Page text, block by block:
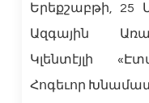
Երեքշաբթի, 25
Ազգային
Կլենտէյլի
Հոգեւոր